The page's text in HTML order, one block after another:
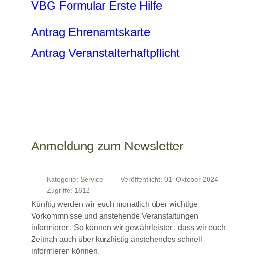
VBG Formular Erste Hilfe
Antrag Ehrenamtskarte
Antrag Veranstalterhaftpflicht
Anmeldung zum Newsletter
Kategorie: Service
Veröffentlicht: 01. Oktober 2024
Zugriffe: 1612
Künftig werden wir euch monatlich über wichtige
Vorkommnisse und anstehende Veranstaltungen
informieren. So können wir gewährleisten, dass wir euch
Zeitnah auch über kurzfristig anstehendes schnell
informieren können.